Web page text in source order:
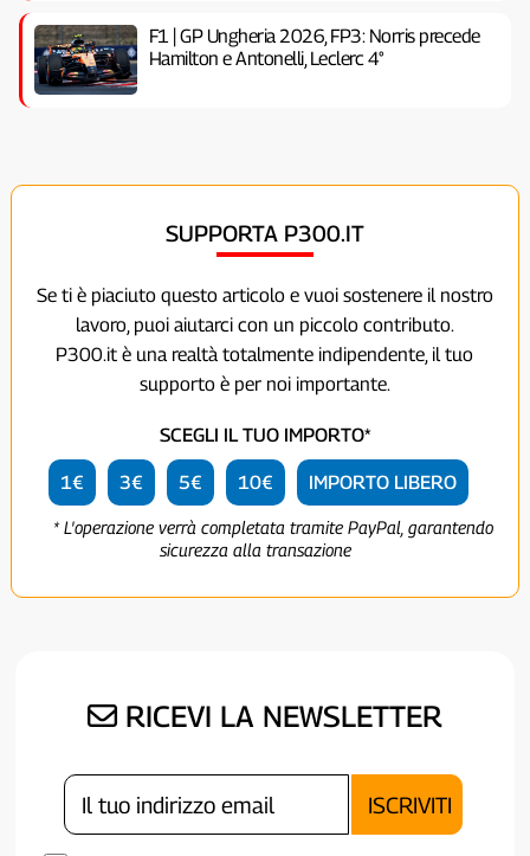
F1 | GP Ungheria 2026, FP3: Norris precede
Hamilton e Antonelli, Leclerc 4°
SUPPORTA P300.IT
Se ti è piaciuto questo articolo e vuoi sostenere il nostro
lavoro, puoi aiutarci con un piccolo contributo.
P300.it è una realtà totalmente indipendente, il tuo
supporto è per noi importante.
SCEGLI IL TUO IMPORTO*
1€ 3€ 5€ 10€ IMPORTO LIBERO
* L'operazione verrà completata tramite PayPal, garantendo
sicurezza alla transazione
RICEVI LA NEWSLETTER